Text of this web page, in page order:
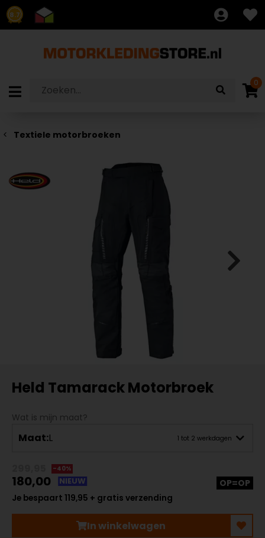
8.7
0
Textiele motorbroeken
Held Tamarack Motorbroek
Wat is mijn maat?
Maat:L 1 tot 2 werkdagen
-40%
180,00
NIEUW
Je bespaart 119,95 + gratis verzending
OP=OP
In winkelwagen